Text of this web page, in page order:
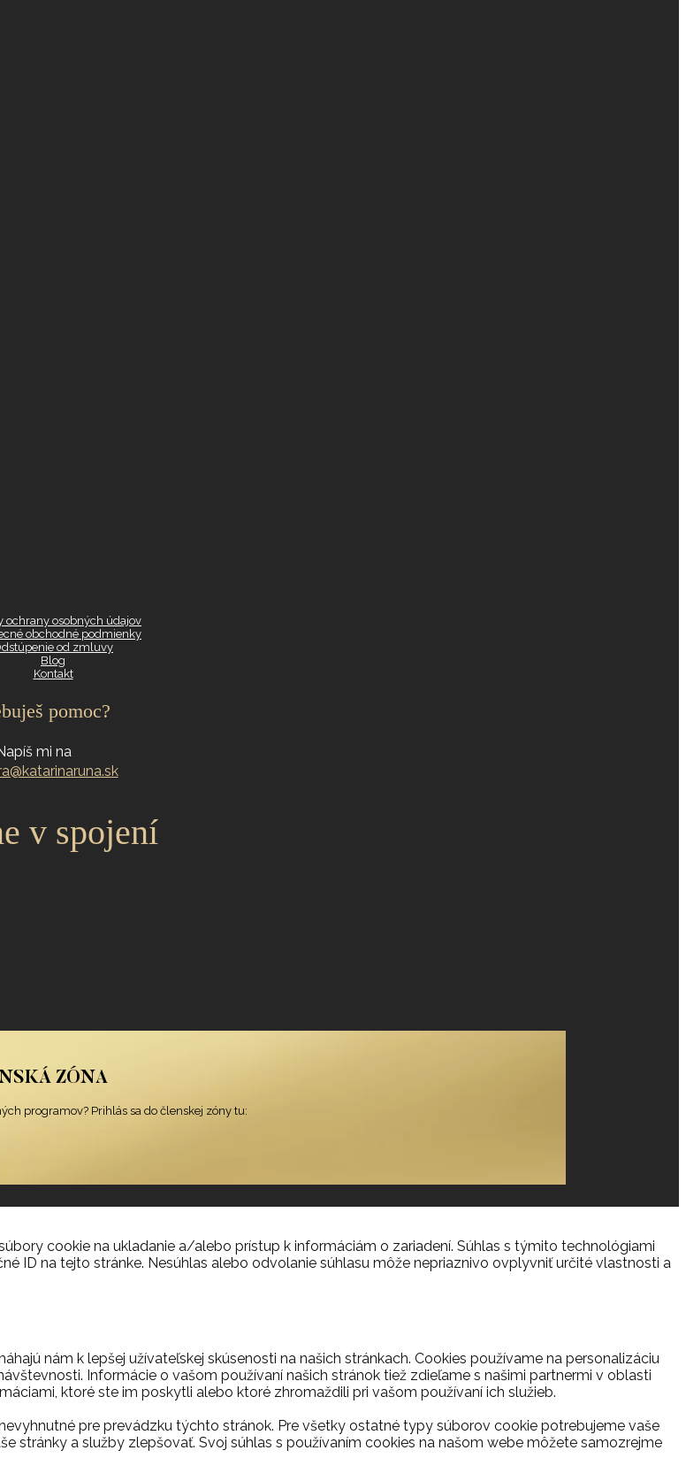
ochrany osobných údajov
obchodné podmienky
od zmluvy
Blog
Kontakt
pomoc?
mi na
v spojení
ZÓNA
programov? Prihlás sa do členskej zóny tu:
cookie na ukladanie a/alebo prístup k informáciám o zariadení. Súhlas s týmito technológiami
ID na tejto stránke. Nesúhlas alebo odvolanie súhlasu môže nepriaznivo ovplyvniť určité vlastnosti a
nám k lepšej užívateľskej skúsenosti na našich stránkach. Cookies používame na personalizáciu
Informácie o vašom používaní našich stránok tiež zdieľame s našimi partnermi v oblasti
ktoré ste im poskytli alebo ktoré zhromaždili pri vašom používaní ich služieb.
pre prevádzku týchto stránok. Pre všetky ostatné typy súborov cookie potrebujeme vaše
stránky a služby zlepšovať. Svoj súhlas s používaním cookies na našom webe môžete samozrejme